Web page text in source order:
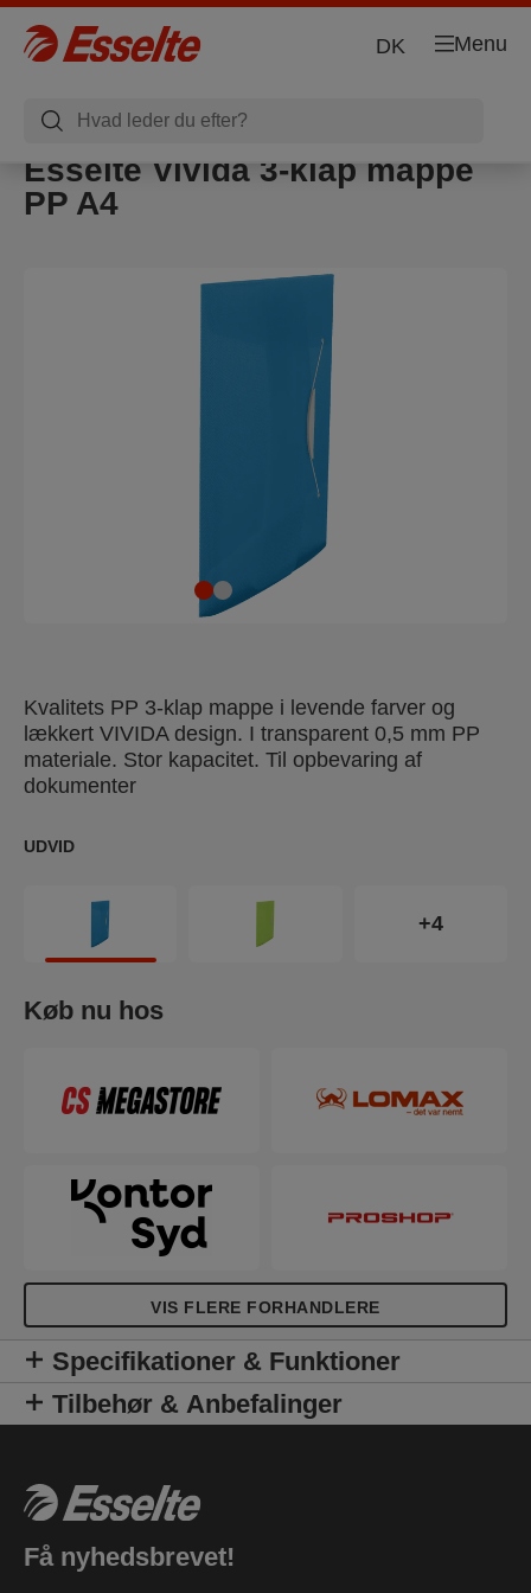
Menu
DK
Esselte Vivida 3-klap mappe
PP A4
Kvalitets PP 3-klap mappe i levende farver og
lækkert VIVIDA design. I transparent 0,5 mm PP
materiale. Stor kapacitet. Til opbevaring af
dokumenter
UDVID
+4
Køb nu hos
VIS FLERE FORHANDLERE
Specifikationer & Funktioner
Tilbehør & Anbefalinger
Få nyhedsbrevet!